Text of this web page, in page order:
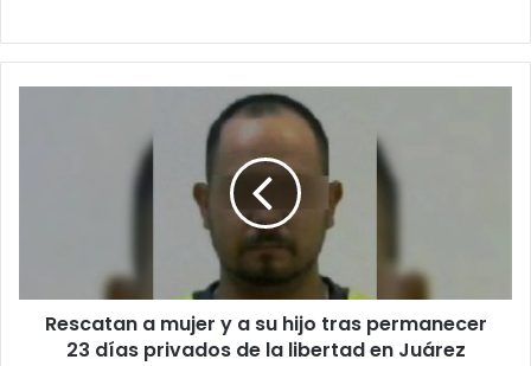
permanecer
Rescatan a mujer y a su hijo tras permanecer
23 días privados de la libertad en Juárez